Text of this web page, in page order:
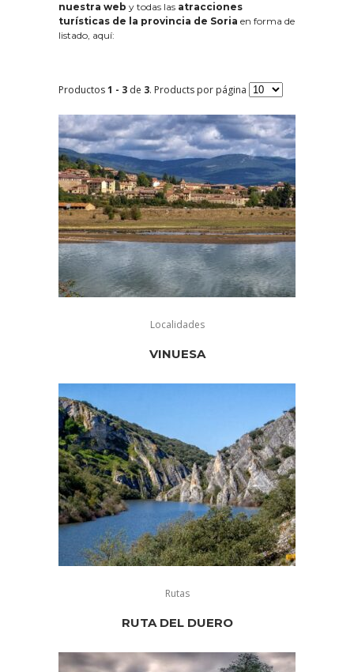
nuestra web y todas las atracciones
turísticas de la provincia de Soria en forma de
listado, aquí:
Productos1 - 3 de 3. Products por página
Localidades
VINUESA
Rutas
RUTA DEL DUERO